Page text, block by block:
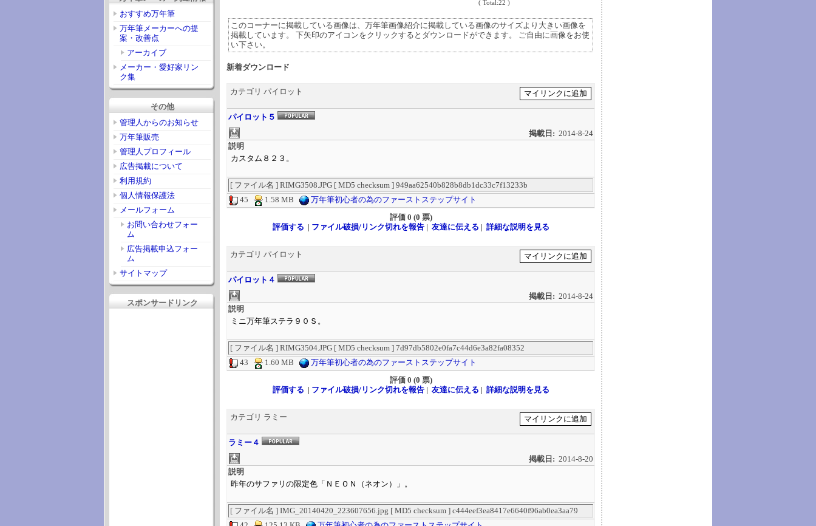
おすすめ万年筆
万年筆メーカーへの提
案・改善点
アーカイブ
メーカー・愛好家リン
ク集
その他
管理人からのお知らせ
万年筆販売
管理人プロフィール
広告掲載について
利用規約
個人情報保護法
メールフォーム
お問い合わせフォー
ム
広告掲載申込フォー
ム
サイトマップ
スポンサードリンク
( Total:22 )
このコーナーに掲載している画像は、万年筆画像紹介に掲載している画像のサイズより大きい画像を
掲載しています。 下矢印のアイコンをクリックするとダウンロードができます。 ご自由に画像をお使
い下さい。
新着ダウンロード
カテゴリ パイロット
パイロット５
掲載日: 2014-8-24
説明
カスタム８２３。
[ ファイル名 ] RIMG3508.JPG [ MD5 checksum ] 949aa62540b828b8db1dc33c7f13233b
45
1.58 MB
万年筆初心者の為のファーストステップサイト
評価0 (0 票)
評価する | ファイル破損/リンク切れを報告| 友達に伝える | 詳細な説明を見る
カテゴリ パイロット
パイロット４
掲載日: 2014-8-24
説明
ミニ万年筆ステラ９０Ｓ。
[ ファイル名 ] RIMG3504.JPG [ MD5 checksum ] 7d97db5802e0fa7c44d6e3a82fa08352
43
1.60 MB
万年筆初心者の為のファーストステップサイト
評価0 (0 票)
評価する | ファイル破損/リンク切れを報告| 友達に伝える | 詳細な説明を見る
カテゴリ ラミー
ラミー４
掲載日: 2014-8-20
説明
昨年のサファリの限定色「ＮＥＯＮ（ネオン）」。
[ ファイル名 ] IMG_20140420_223607656.jpg [ MD5 checksum ] c444eef3ea8417e6640f96ab0ea3aa79